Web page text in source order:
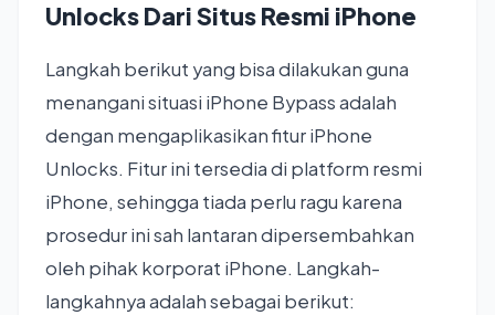
Unlocks Dari Situs Resmi iPhone
Langkah berikut yang bisa dilakukan guna
menangani situasi iPhone Bypass adalah
dengan mengaplikasikan fitur iPhone
Unlocks. Fitur ini tersedia di platform resmi
iPhone, sehingga tiada perlu ragu karena
prosedur ini sah lantaran dipersembahkan
oleh pihak korporat iPhone. Langkah-
langkahnya adalah sebagai berikut: